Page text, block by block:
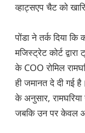
व्हाट्सएप चैट को
पोंडा ने तर्क दिया
मजिस्ट्रेट कोर्ट
के COO रोमिल
ही जमानत दे दी गई
के अनुसार,
जबकि उन पर केवल